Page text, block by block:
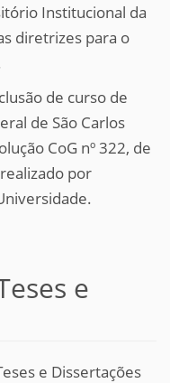
Institucional da
diretrizes para o
de curso de
de São Carlos
CoG nº 322, de
por
e
e Dissertações